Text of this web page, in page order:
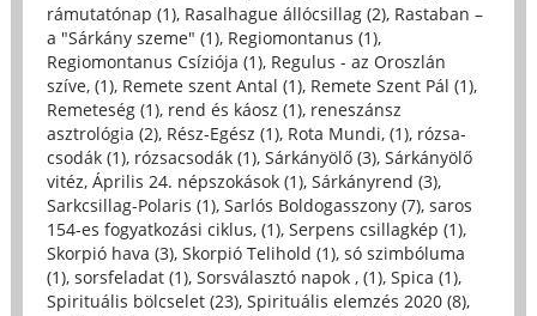
rámutatónap (1), Rasalhague állócsillag (2), Rastaban –
a "Sárkány szeme" (1), Regiomontanus (1),
Regiomontanus Csíziója (1), Regulus - az Oroszlán
szíve, (1), Remete szent Antal (1), Remete Szent Pál (1),
Remeteség (1), rend és káosz (1), reneszánsz
asztrológia (2), Rész-Egész (1), Rota Mundi, (1), rózsa-
csodák (1), rózsacsodák (1), Sárkányölő (3), Sárkányölő
vitéz, Április 24. népszokások (1), Sárkányrend (3),
Sarkcsillag-Polaris (1), Sarlós Boldogasszony (7), saros
154-es fogyatkozási ciklus, (1), Serpens csillagkép (1),
Skorpió hava (3), Skorpió Telihold (1), só szimbóluma
(1), sorsfeladat (1), Sorsválasztó napok , (1), Spica (1),
Spirituális bölcselet (23), Spirituális elemzés 2020 (8),